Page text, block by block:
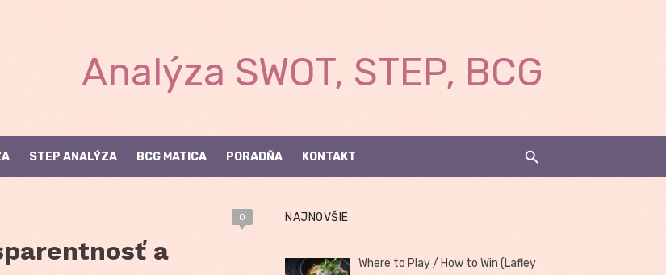
Analýza SWOT, STEP, BCG
STEP ANALÝZA BCG MATICA PORADŇA KONTAKT
0
a
NAJNOVŠIE
Where to Play / How to Win (Lafley